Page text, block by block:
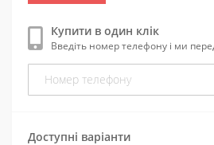
Купити в один клік
Введіть номер телефону і ми
Доступні варіанти